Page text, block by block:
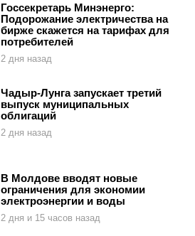
Госсекретарь Минэнерго:
Подорожание электричества на
бирже скажется на тарифах для
потребителей
2 дня назад
Чадыр-Лунга запускает третий
выпуск муниципальных
облигаций
2 дня назад
В Молдове вводят новые
ограничения для экономии
электроэнергии и воды
2 дня и 15 часов назад